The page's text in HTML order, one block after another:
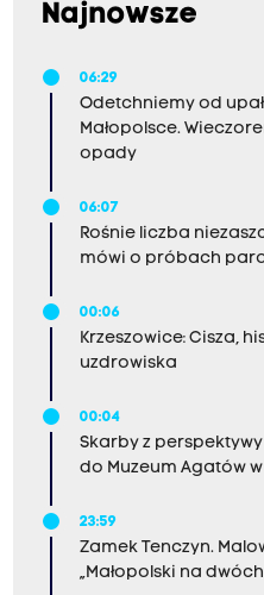
Najnowsze
06:29
Odetchniemy od
Małopolsce.
opady
06:07
Rośnie liczba
mówi o próbach
00:06
Krzeszowice: Cisza,
uzdrowiska
00:04
Skarby z
do Muzeum Agatów
23:59
Zamek Tenczyn.
„Małopolski na dwóch